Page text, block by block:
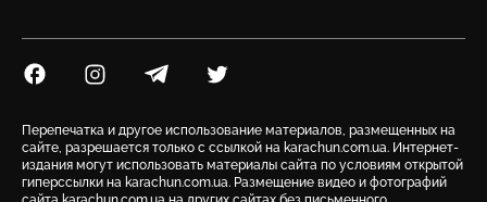
Посилання на Facebook
Посилання на Instagram
Посилання на Telegram
Посилання на Twitter
Перепечатка и другое использование материалов, размещенных на
сайте, разрешается только с ссылкой на karachun.com.ua. Интернет-
издания могут использовать материалы сайта по условиям открытой
гиперссылки на karachun.com.ua. Размещение видео и фотографий